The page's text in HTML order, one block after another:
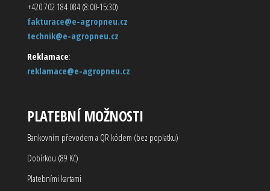
+420 702 184 084 (8:00-15:30)
fakturace@e-agropneu.cz
technik@e-agropneu.cz
Reklamace:
reklamace@e-agropneu.cz
PLATEBNÍ MOŽNOSTI
Bankovním převodem a QR kódem (bez poplatku)
Dobírkou (89 Kč)
Platebními kartami